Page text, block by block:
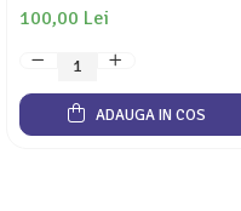
100,00 Lei
ADAUGA IN COS